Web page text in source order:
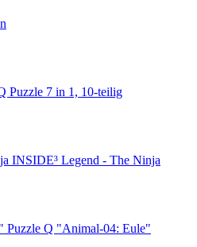
Puzzle 7 in 1, 10-teilig
INSIDE³ Legend - The Ninja
Puzzle Q "Animal-04: Eule"